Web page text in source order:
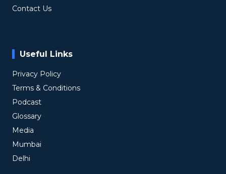
Contact Us
Useful Links
Privacy Policy
Terms & Conditions
Podcast
Glossary
Media
Mumbai
Delhi